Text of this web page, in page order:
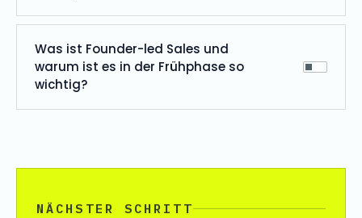
Was ist Founder-led Sales und
warum ist es in der Frühphase so
wichtig?
NÄCHSTER SCHRITT